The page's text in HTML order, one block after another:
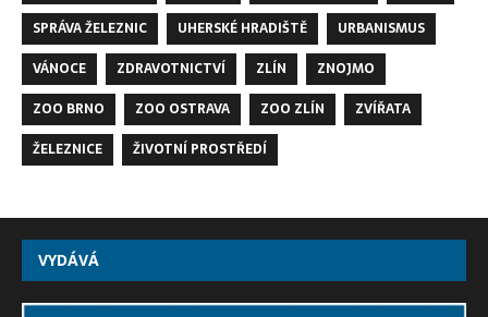
SPRÁVA ŽELEZNIC
UHERSKÉ HRADIŠTĚ
URBANISMUS
VÁNOCE
ZDRAVOTNICTVÍ ZLÍN
ZNOJMO
ZOO BRNO
ZOO OSTRAVA ZOO ZLÍN
ZVÍŘATA
ŽELEZNICE
ŽIVOTNÍ PROSTŘEDÍ
VYDÁVÁ